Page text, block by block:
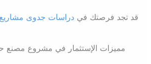
قد تجد فرصتك في دراسات جدوى
مميزات الإستثمار في مشروع مصنع